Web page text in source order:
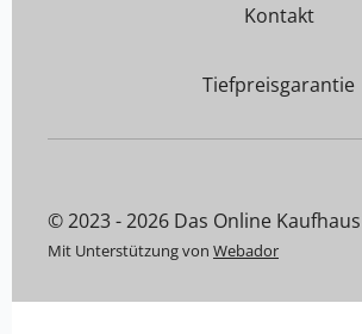
Kontakt
Tiefpreisgarantie
© 2023 - 2026 Das Online
Mit Unterstützung von Webador